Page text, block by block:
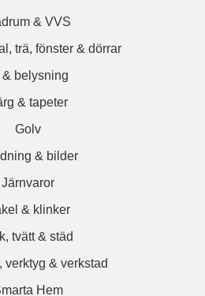
& VVS
trä, fönster & dörrar
& belysning
& tapeter
Golv
& bilder
Järnvaror
& klinker
tvätt & städ
verktyg & verkstad
Hem